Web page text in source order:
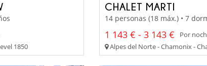
1850
CHALET MARTI
14 personas (18 máx.) • 7
1 143 € - 3 143 €
Por
Alpes del Norte - Chamonix -